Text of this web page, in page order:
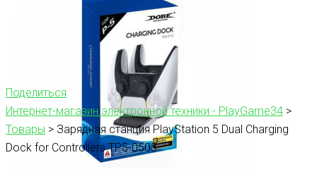
Поделиться
Интернет-магазин электронной техники - PlayGame34 >
Товары > Зарядная станция PlayStation 5 Dual Charging
Dock for Controllers TP5-0505